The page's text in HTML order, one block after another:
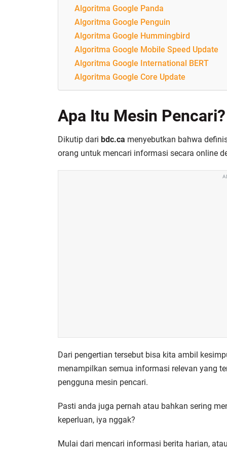
Algoritma Google Panda
Algoritma Google Penguin
Algoritma Google Hummingbird
Algoritma Google Mobile Speed Update
Algoritma Google International BERT
Algoritma Google Core Update
Apa Itu Mesin Pencari?
Dikutip dari bdc.ca menyebutkan bahwa
orang untuk mencari informasi secara online
Dari pengertian tersebut bisa kita ambil
menampilkan semua informasi relevan yang
pengguna mesin pencari.
Pasti anda juga pernah atau bahkan sering
keperluan, iya nggak?
Mulai dari mencari informasi berita harian,